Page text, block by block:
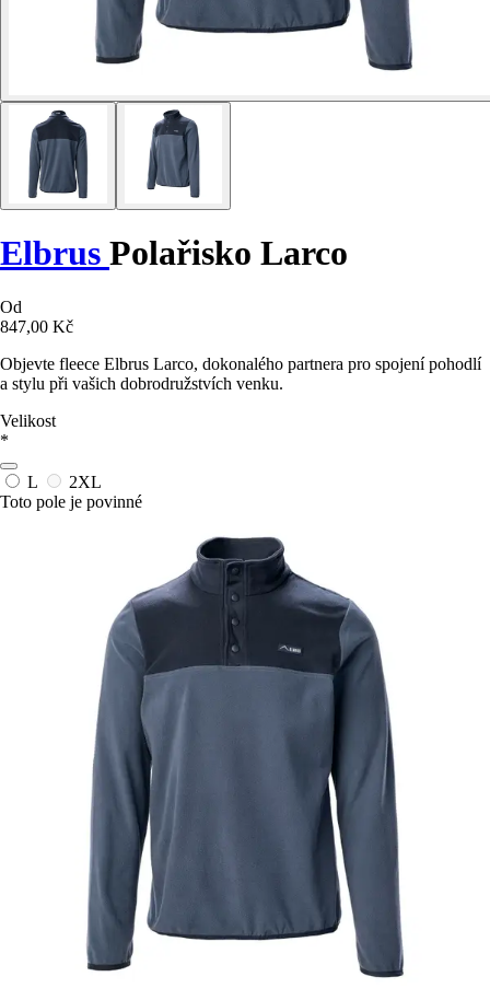
Elbrus Polařisko Larco
Od
847,00 Kč
Objevte fleece Elbrus Larco, dokonalého partnera pro spojení pohodlí
a stylu při vašich dobrodružstvích venku.
Velikost
*
L
2XL
Toto pole je povinné